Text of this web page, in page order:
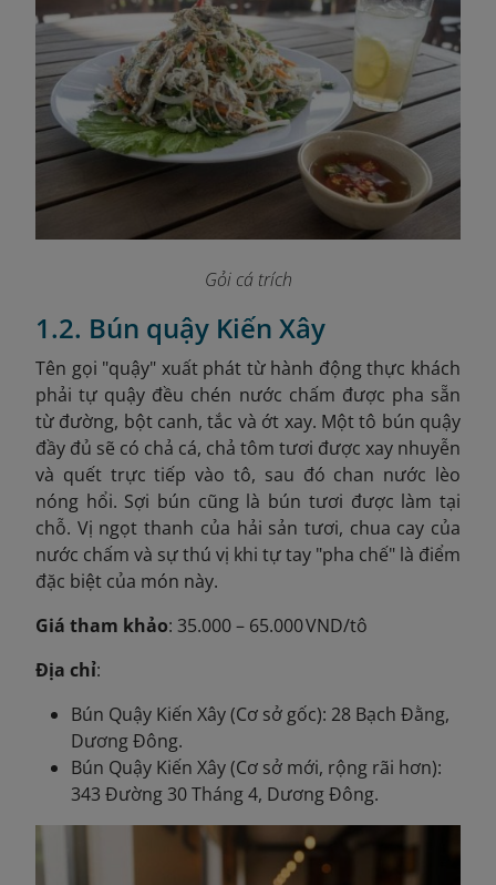
Gỏi cá trích
1.2. Bún quậy Kiến Xây
Tên gọi "quậy" xuất phát từ hành động thực khách
phải tự quậy đều chén nước chấm được pha sẵn
từ đường, bột canh, tắc và ớt xay. Một tô bún quậy
đầy đủ sẽ có chả cá, chả tôm tươi được xay nhuyễn
và quết trực tiếp vào tô, sau đó chan nước lèo
nóng hổi. Sợi bún cũng là bún tươi được làm tại
chỗ. Vị ngọt thanh của hải sản tươi, chua cay của
nước chấm và sự thú vị khi tự tay "pha chế" là điểm
đặc biệt của món này.
Giá tham khảo: 35.000 – 65.000 VND/tô
Địa chỉ:
Bún Quậy Kiến Xây (Cơ sở gốc): 28 Bạch Đằng,
Dương Đông.
Bún Quậy Kiến Xây (Cơ sở mới, rộng rãi hơn):
343 Đường 30 Tháng 4, Dương Đông.